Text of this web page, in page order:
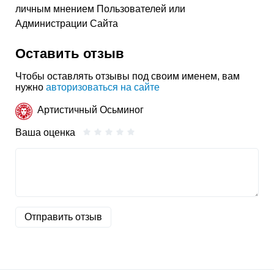
личным мнением Пользователей или
Администрации Сайта
Оставить отзыв
Чтобы оставлять отзывы под своим именем, вам
нужно авторизоваться на сайте
Артистичный Осьминог
Ваша оценка
Отправить отзыв